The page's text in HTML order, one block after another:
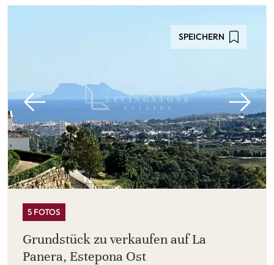
SPEICHERN
5 FOTOS
Grundstück zu verkaufen auf La
Panera, Estepona Ost